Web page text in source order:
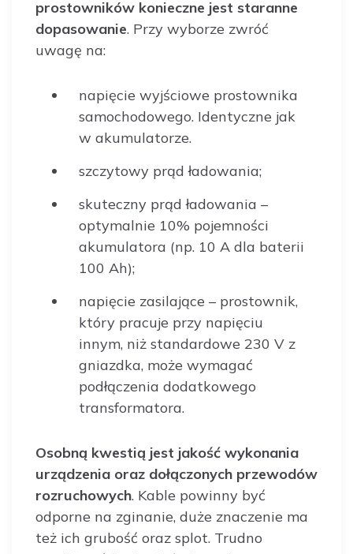
prostowników konieczne jest staranne
dopasowanie. Przy wyborze zwróć
uwagę na:
napięcie wyjściowe prostownika
samochodowego. Identyczne jak
w akumulatorze.
szczytowy prąd ładowania;
skuteczny prąd ładowania –
optymalnie 10% pojemności
akumulatora (np. 10 A dla baterii
100 Ah);
napięcie zasilające – prostownik,
który pracuje przy napięciu
innym, niż standardowe 230 V z
gniazdka, może wymagać
podłączenia dodatkowego
transformatora.
Osobną kwestią jest jakość wykonania
urządzenia oraz dołączonych przewodów
rozruchowych. Kable powinny być
odporne na zginanie, duże znaczenie ma
też ich grubość oraz splot. Trudno